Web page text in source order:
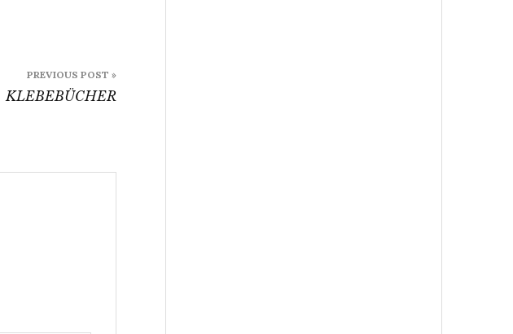
PREVIOUS POST »
KLEBEBÜCHER